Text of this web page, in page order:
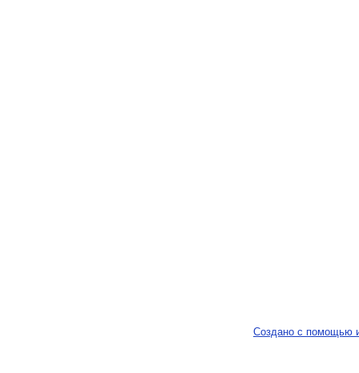
Создано с помощью